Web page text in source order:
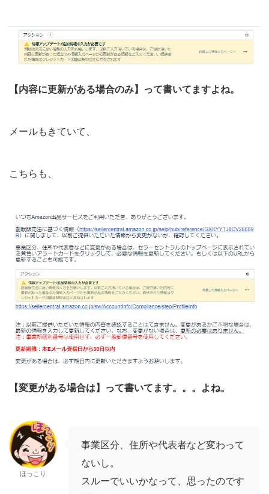
【内容に更新がある場合のみ】って書いてますよね。
メールもきていて、
こちらも、
【変更がある場合は】って書いてます。。。よね。
ほっこり
事業区分、住所や代表者など変わって
ないし。
スルーでいいかなって、思ったのです